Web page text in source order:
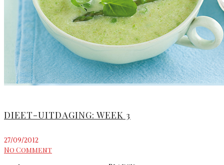
DIEET-UITDAGING: WEEK 3
27/09/2012
No Comment